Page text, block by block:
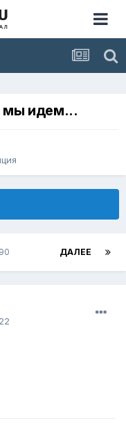
мы идем...
ДАЛЕЕ